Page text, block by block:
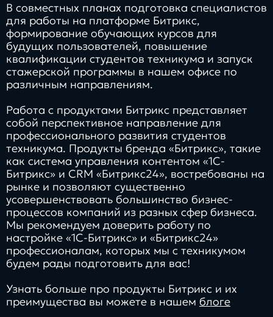
В совместных планах подготовка специалистов
для работы на платформе Битрикс,
формирование обучающих курсов для
будущих пользователей, повышение
квалификации студентов техникума и запуск
стажерской программы в нашем офисе по
различным направлениям.
Работа с продуктами Битрикс представляет
собой перспективное направление для
профессионального развития студентов
техникума. Продукты бренда «Битрикс», такие
как система управления контентом «1С-
Битрикс» и CRM «Битрикс24», востребованы на
рынке и позволяют существенно
усовершенствовать большинство бизнес-
процессов компаний из разных сфер бизнеса.
Мы рекомендуем доверить работу по
настройке «1С-Битрикс» и «Битрикс24»
профессионалам, которых мы с техникумом
будем рады подготовить для вас!
Узнать больше про продукты Битрикс и их
преимущества вы можете в нашем блоге